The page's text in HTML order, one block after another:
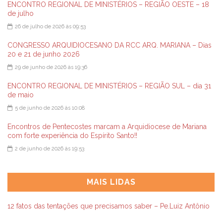
ENCONTRO REGIONAL DE MINISTÉRIOS – REGIÃO OESTE – 18
de julho
26 de julho de 2026 às 09:53
CONGRESSO ARQUIDIOCESANO DA RCC ARQ. MARIANA – Dias
20 e 21 de junho 2026
29 de junho de 2026 às 19:36
ENCONTRO REGIONAL DE MINISTÉRIOS – REGIÃO SUL – dia 31
de maio
5 de junho de 2026 às 10:08
Encontros de Pentecostes marcam a Arquidiocese de Mariana
com forte experiência do Espírito Santo!!
2 de junho de 2026 às 19:53
MAIS LIDAS
12 fatos das tentações que precisamos saber – Pe.Luiz Antônio